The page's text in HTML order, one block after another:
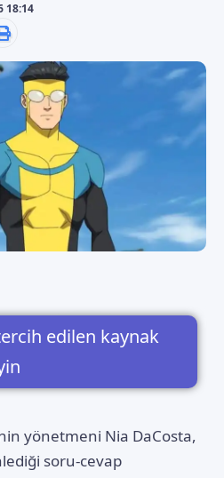
18:14
edilen kaynak
yönetmeni Nia DaCosta,
soru-cevap